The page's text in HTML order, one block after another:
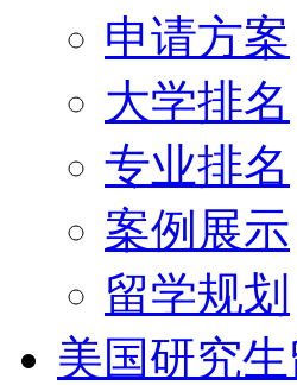
申请方案
大学排名
专业排名
案例展示
留学规划
美国研究